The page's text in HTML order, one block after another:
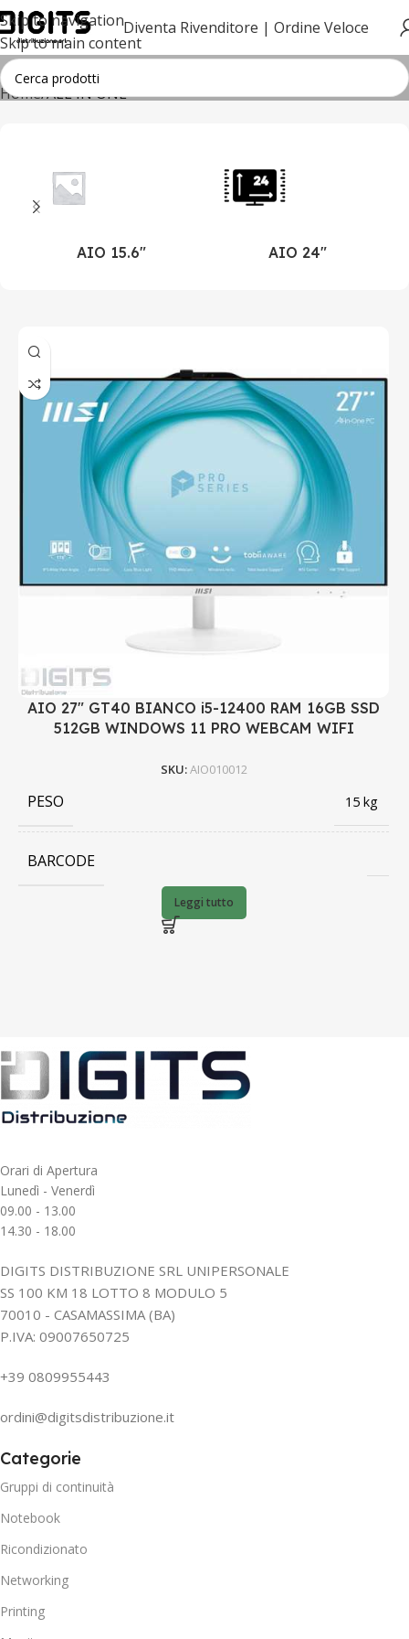
Skip to navigation
Skip to main content
Diventa Rivenditore | Ordine Veloce
Home ALL IN ONE
AIO 15.6" AIO 24"
AIO 27" GT40 BIANCO i5-12400 RAM 16GB SSD
512GB WINDOWS 11 PRO WEBCAM WIFI
SKU:AIO010012
PESO 15 kg
BARCODE
Leggi tutto
Orari di Apertura
Lunedì - Venerdì
09.00 - 13.00
14.30 - 18.00
DIGITS DISTRIBUZIONE SRL UNIPERSONALE
SS 100 KM 18 LOTTO 8 MODULO 5
70010 - CASAMASSIMA (BA)
P.IVA: 09007650725
+39 0809955443
ordini@digitsdistribuzione.it
Categorie
Gruppi di continuità
Notebook
Ricondizionato
Networking
Printing